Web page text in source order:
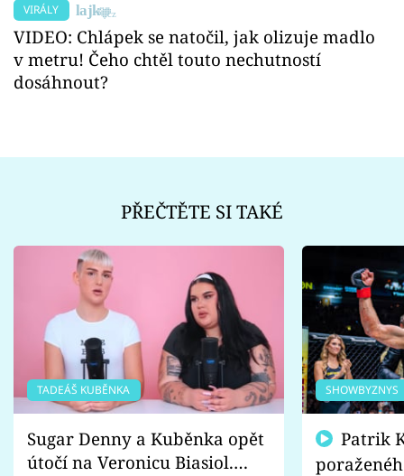
VIRÁLY
VIDEO: Chlápek se natočil, jak olizuje madlo
v metru! Čeho chtěl touto nechutností
dosáhnout?
PŘEČTĚTE SI TAKÉ
TADEÁŠ KUBĚNKA
Sugar Denny a Kuběnka opět
útočí na Veronicu Biasiol.
SHOWBYZNYS